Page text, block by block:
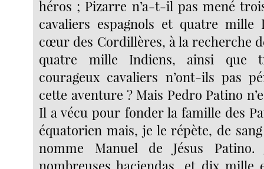
héros ; Pizarre n’a-t-il pas mené
cavaliers espagnols et quatre mille
cœur des Cordillères, à la recherche
quatre mille Indiens, ainsi que
courageux cavaliers n’ont-ils pas
cette aventure ? Mais Pedro Patino
Il a vécu pour fonder la famille des
équatorien mais, je le répète, de
nomme Manuel de Jésus Patino.
nombreuses haciendas, et dix mille